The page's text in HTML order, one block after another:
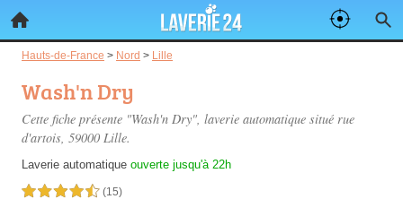
Hauts-de-France > Nord > Lille
Wash'n Dry
Cette fiche présente "Wash'n Dry", laverie automatique situé rue
d'artois, 59000 Lille.
Laverie automatique ouverte jusqu'à 22h
4,5 étoiles sur 5 (15)